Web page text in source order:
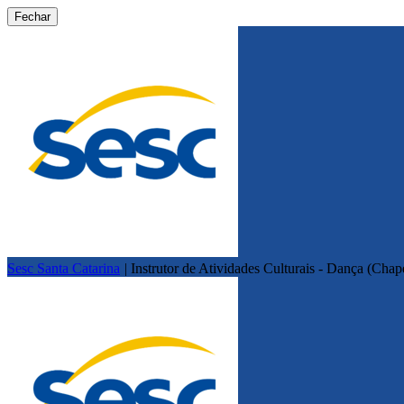
Fechar
Sesc Santa Catarina | Instrutor de Atividades Culturais - Dança